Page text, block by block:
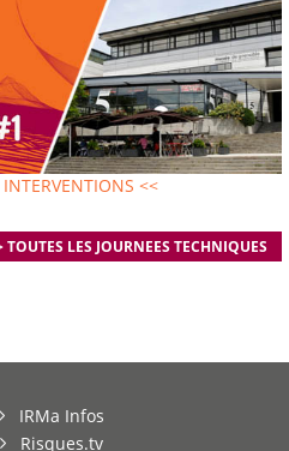
<<
TOUTES LES JOURNEES TECHNIQUES
IRMa Infos
Risques.tv